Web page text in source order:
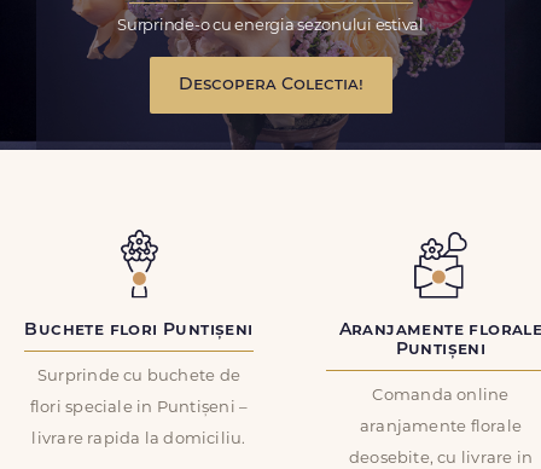
Surprinde-o cu energia sezonului estival
Descopera Colectia!
Buchete flori Puntișeni
Surprinde cu buchete de
flori speciale in Puntișeni –
livrare rapida la domiciliu.
Aranjamente
Puntișeni
Comanda online
aranjamente florale
deosebite, cu livrare in